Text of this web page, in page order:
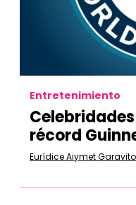
Entretenimiento
récord
Eurídice Aiymet